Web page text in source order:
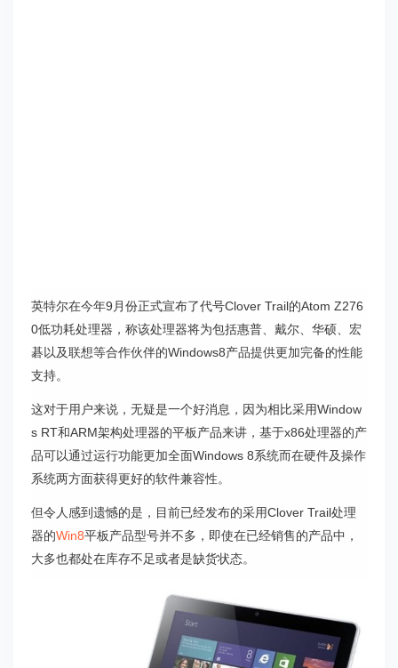
英特尔在今年9月份正式宣布了代号Clover Trail的Atom Z276
0低功耗处理器，称该处理器将为包括惠普、戴尔、华硕、宏
碁以及联想等合作伙伴的Windows8产品提供更加完备的性能
支持。
这对于用户来说，无疑是一个好消息，因为相比采用Window
s RT和ARM架构处理器的平板产品来讲，基于x86处理器的产
品可以通过运行功能更加全面Windows 8系统而在硬件及操作
系统两方面获得更好的软件兼容性。
但令人感到遗憾的是，目前已经发布的采用Clover Trail处理
器的Win8平板产品型号并不多，即使在已经销售的产品中，
大多也都处在库存不足或者是缺货状态。